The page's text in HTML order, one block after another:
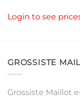
Login to see
GROSSISTE
Grossiste Maillot